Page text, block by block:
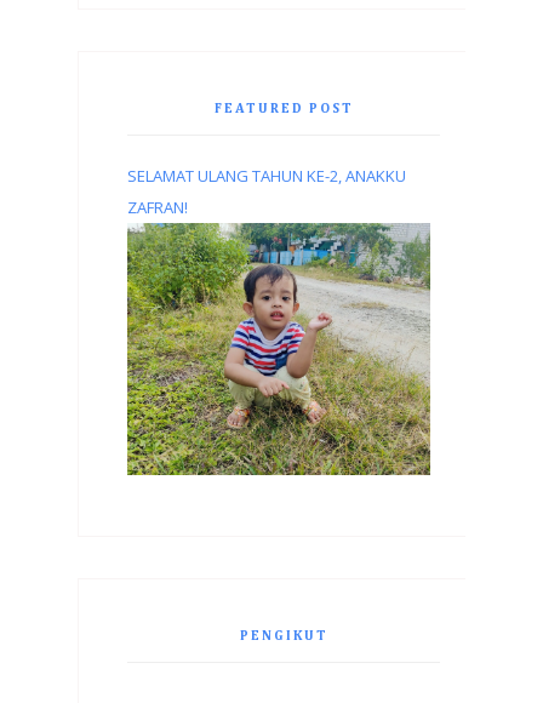
FEATURED POST
SELAMAT ULANG TAHUN KE-2, ANAKKU
ZAFRAN!
PENGIKUT